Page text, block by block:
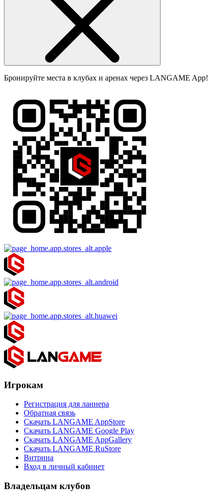
Бронируйте места в клубах и аренах через LANGAME App!
Игрокам
Регистрация для ланнера
Обратная связь
Скачать LANGAME AppStore
Скачать LANGAME Google Play
Скачать LANGAME AppGallery
Скачать LANGAME RuStore
Витрина
Вход в личный кабинет
Владельцам клубов